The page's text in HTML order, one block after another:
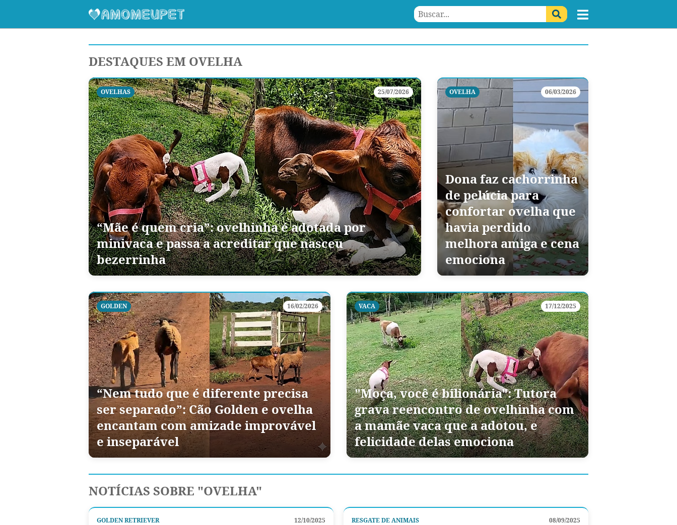
DESTAQUES EM OVELHA
OVELHAS 25/07/2026
“Mãe é quem cria”: ovelhinha é adotada por
minivaca e passa a acreditar que nasceu
bezerrinha
OVELHA 06/03/2026
Dona faz cachorrinha
de pelúcia para
confortar ovelha que
havia perdido
melhora amiga e cena
emociona
GOLDEN 16/02/2026
“Nem tudo que é diferente precisa
ser separado”: Cão Golden e ovelha
encantam com amizade improvável
e inseparável
VACA 17/12/2025
"Moça, você é bilionária": Tutora
grava reencontro de ovelhinha com
a mamãe vaca que a adotou, e
felicidade delas emociona
NOTÍCIAS SOBRE "OVELHA"
GOLDEN RETRIEVER 12/10/2025 RESGATE DE ANIMAIS 08/09/2025